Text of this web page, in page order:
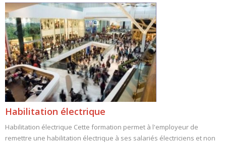
Habilitation électrique
Habilitation électrique Cette formation permet à l'employeur de
remettre une habilitation électrique à ses salariés électriciens et non